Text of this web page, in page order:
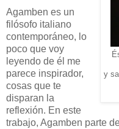
y
Agamben es un
filósofo italiano
contemporáneo, lo
poco que voy
leyendo de él me
parece inspirador,
cosas que te
disparan la
reflexión. En este
trabajo, Agamben parte